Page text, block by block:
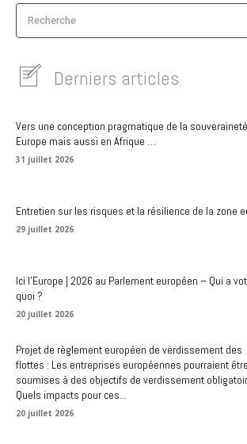
Recherche
Derniers articles
Vers une conception pragmatique de la
Europe mais aussi en Afrique …
31 juillet 2026
Entretien sur les risques et la résilience de la zone
29 juillet 2026
Ici l’Europe | 2026 au Parlement européen – Qui a
quoi ?
20 juillet 2026
Projet de règlement européen de verdissement des
flottes : Les entreprises européennes pourraient être
soumises à des objectifs de verdissement
Quels impacts pour ces...
20 juillet 2026